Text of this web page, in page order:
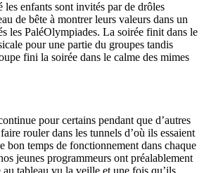
les enfants sont invités par de drôles
de bête à montrer leurs valeurs dans un
les PaléOlympiades. La soirée finit dans le
pour une partie du groupes tandis
fini la soirée dans le calme des mimes
pour certains pendant que d’autres
rouler dans les tunnels d’où ils essaient
bon temps de fonctionnement dans chaque
jeunes programmeurs ont préalablement